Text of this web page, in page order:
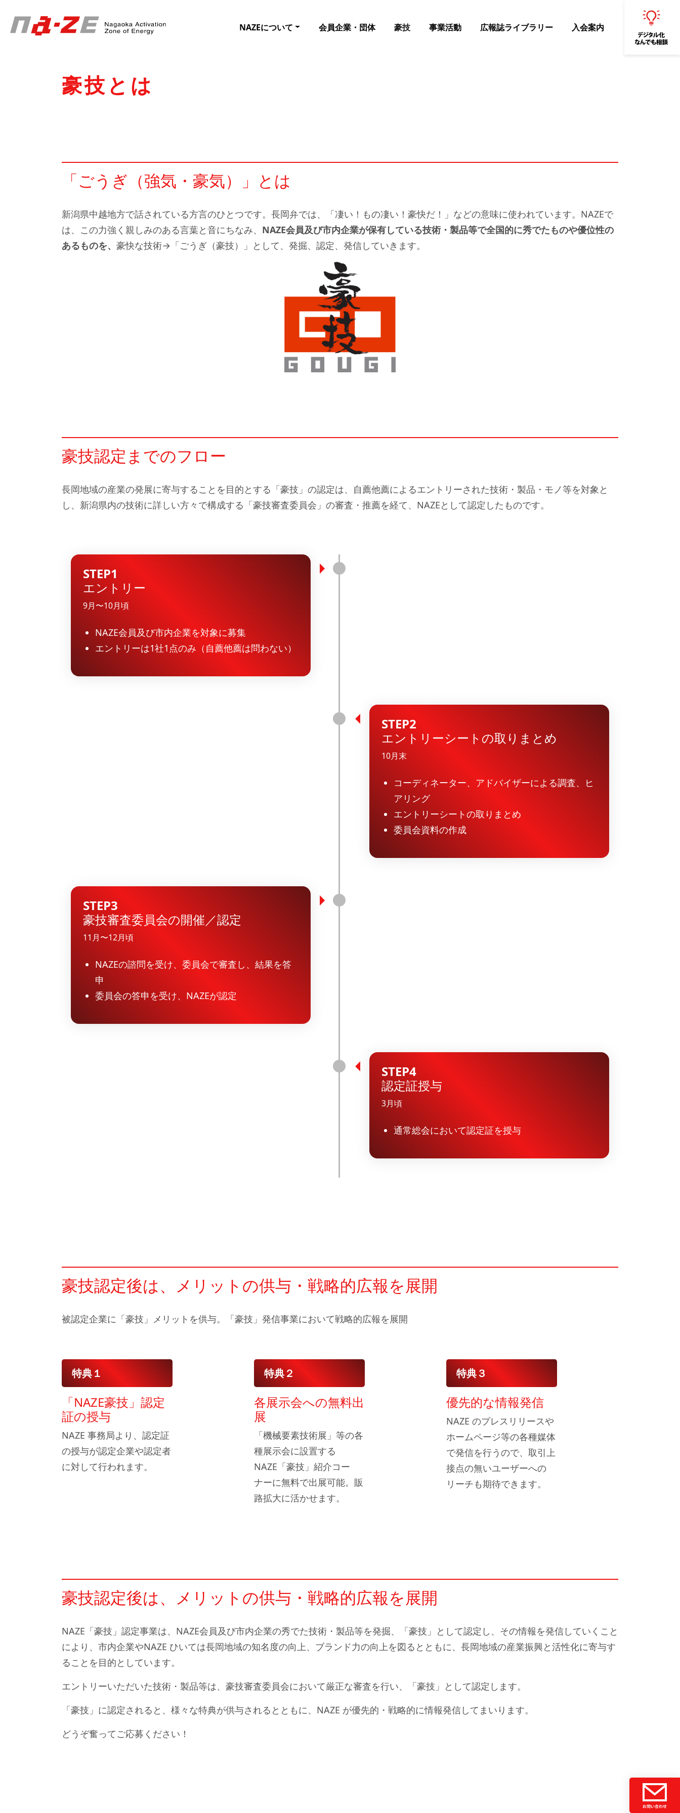
NAZEについて 会員企業・団体 豪技 事業活動 広報誌ライブラリー 入会案内
豪技とは
「ごうぎ（強気・豪気）」とは
新潟県中越地方で話されている方言のひとつです。長岡弁では、「凄い！もの凄い！豪快だ！」などの意味に使われています。NAZEで
は、この力強く親しみのある言葉と音にちなみ、 NAZE会員及び市内企業が保有している技術・製品等で全国的に秀でたものや優位性の
あるものを、 豪快な技術→「ごうぎ（豪技）」として、発掘、認定、発信していきます。
豪技認定までのフロー
長岡地域の産業の発展に寄与することを目的とする「豪技」の認定は、自薦他薦によるエントリーされた技術・製品・モノ等を対象と
し、新潟県内の技術に詳しい方々で構成する「豪技審査委員会」の審査・推薦を経て、NAZEとして認定したものです。
STEP1
エントリー
9月〜10月頃
NAZE会員及び市内企業を対象に募集
エントリーは1社1点のみ（自薦他薦は問わない）
STEP2
エントリーシートの取りまとめ
10月末
コーディネーター、アドバイザーによる調査、ヒ
アリング
エントリーシートの取りまとめ
委員会資料の作成
STEP3
豪技審査委員会の開催／認定
11月〜12月頃
NAZEの諮問を受け、委員会で審査し、結果を答
申
委員会の答申を受け、NAZEが認定
STEP4
認定証授与
3月頃
通常総会において認定証を授与
豪技認定後は、メリットの供与・戦略的広報を展開
被認定企業に「豪技」メリットを供与。「豪技」発信事業において戦略的広報を展開
特典１
「NAZE豪技」認定
証の授与
NAZE 事務局より、認定証
の授与が認定企業や認定者
に対して行われます。
特典２
各展示会への無料出
展
「機械要素技術展」等の各
種展示会に設置する
NAZE「豪技」紹介コー
ナーに無料で出展可能。販
路拡大に活かせます。
特典３
優先的な情報発信
NAZE のプレスリリースや
ホームページ等の各種媒体
で発信を行うので、取引上
接点の無いユーザーへの
リーチも期待できます。
豪技認定後は、メリットの供与・戦略的広報を展開
NAZE「豪技」認定事業は、NAZE会員及び市内企業の秀でた技術・製品等を発掘、「豪技」として認定し、その情報を発信していくこと
により、市内企業やNAZE ひいては長岡地域の知名度の向上、ブランド力の向上を図るとともに、長岡地域の産業振興と活性化に寄与す
ることを目的としています。
エントリーいただいた技術・製品等は、豪技審査委員会において厳正な審査を行い、「豪技」として認定します。
「豪技」に認定されると、様々な特典が供与されるとともに、NAZE が優先的・戦略的に情報発信してまいります。
どうぞ奮ってご応募ください！